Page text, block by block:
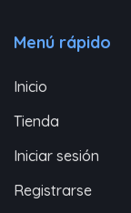
Menú rápido
Inicio
Tienda
Iniciar sesión
Registrarse